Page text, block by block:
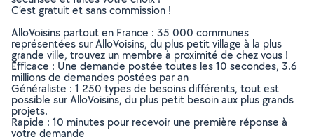
C’est gratuit et sans commission !
AlloVoisins partout en France : 35 000 communes
représentées sur AlloVoisins, du plus petit village à la plus
grande ville, trouvez un membre à proximité de chez vous !
Efficace : Une demande postée toutes les 10 secondes, 3.6
millions de demandes postées par an
Généraliste : 1 250 types de besoins différents, tout est
possible sur AlloVoisins, du plus petit besoin aux plus grands
projets.
Rapide : 10 minutes pour recevoir une première réponse à
votre demande